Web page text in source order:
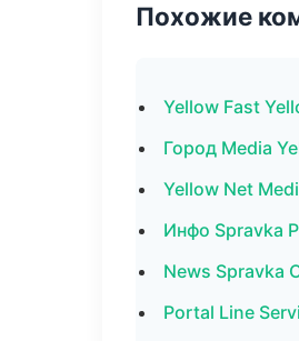
Похожие
Yellow Fast
Город Media
Yellow Net
Инфо Spravka
News Spravka
Portal Line